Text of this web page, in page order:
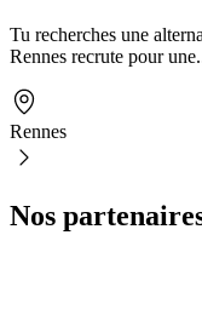
Tu recherches une
Rennes recrute pour
Rennes
Nos